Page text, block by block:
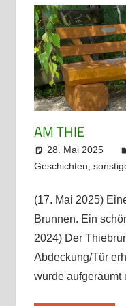
AM THIE
28. Mai 2025
Geschichten
(17. Mai 2025)
Brunnen. Ein
2024) Der
Abdeckung/Tür
wurde aufgeräumt